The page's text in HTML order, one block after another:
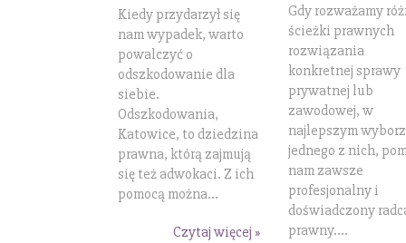
Kiedy przydarzył się
nam wypadek, warto
powalczyć o
odszkodowanie dla
siebie.
Odszkodowania,
Katowice, to dziedzina
prawna, którą zajmują
się też adwokaci. Z ich
pomocą można...
Czytaj więcej »
Gdy rozważamy
ścieżki prawnych
rozwiązania
konkretnej sprawy
prywatnej lub
zawodowej, w
najlepszym
jednego z nich,
nam zawsze
profesjonalny i
doświadczony
prawny....